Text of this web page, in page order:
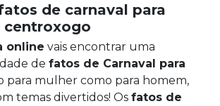
de carnaval para
centroxogo
online vais encontrar uma
de fatos de Carnaval para
para mulher como para homem,
temas divertidos! Os fatos de